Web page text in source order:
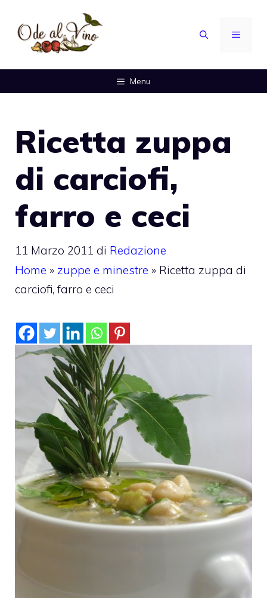
contenuto
MENU
Menu
Ricetta zuppa
di carciofi,
farro e ceci
11 Marzo 2011 di Redazione
Home » zuppe e minestre » Ricetta zuppa di
carciofi, farro e ceci